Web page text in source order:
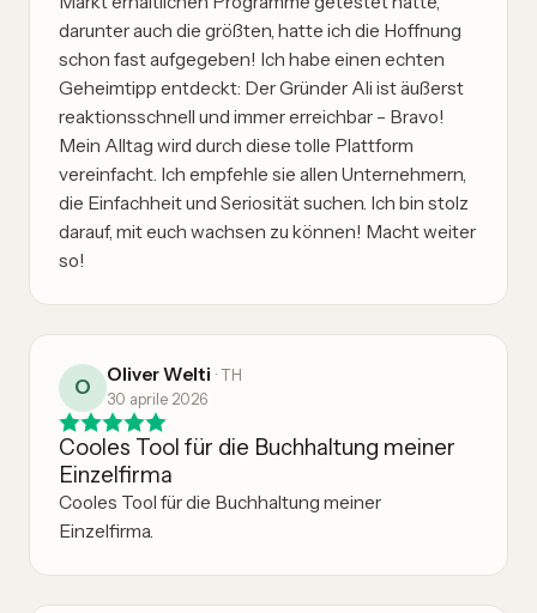
darunter auch die größten, hatte ich die Hoffnung
schon fast aufgegeben! Ich habe einen echten
Geheimtipp entdeckt: Der Gründer Ali ist äußerst
reaktionsschnell und immer erreichbar – Bravo!
Mein Alltag wird durch diese tolle Plattform
vereinfacht. Ich empfehle sie allen Unternehmern,
die Einfachheit und Seriosität suchen. Ich bin stolz
darauf, mit euch wachsen zu können! Macht weiter
so!
O
Oliver Welti ·TH
30 aprile 2026
Cooles Tool für die Buchhaltung meiner
Einzelfirma
Cooles Tool für die Buchhaltung meiner
Einzelfirma.